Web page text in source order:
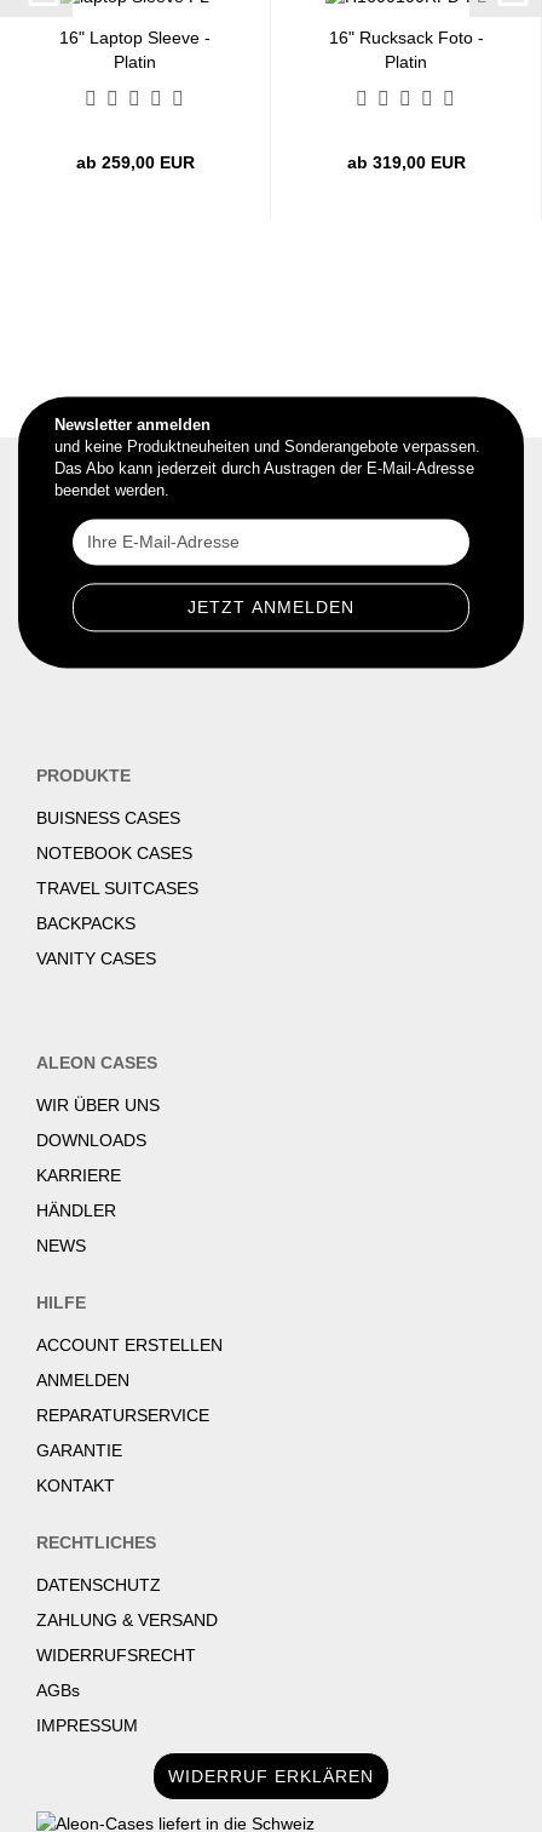
16" Laptop Sleeve -
Platin
ab 259,00 EUR
16" Rucksack Foto -
Platin
ab 319,00 EUR
Newsletter anmelden
und keine Produktneuheiten und Sonderangebote verpassen.
Das Abo kann jederzeit durch Austragen der E-Mail-Adresse
beendet werden.
PRODUKTE
BUISNESS CASES
NOTEBOOK CASES
TRAVEL SUITCASES
BACKPACKS
VANITY CASES
ALEON CASES
WIR ÜBER UNS
DOWNLOADS
KARRIERE
HÄNDLER
NEWS
HILFE
ACCOUNT ERSTELLEN
ANMELDEN
REPARATURSERVICE
GARANTIE
KONTAKT
RECHTLICHES
DATENSCHUTZ
ZAHLUNG & VERSAND
WIDERRUFSRECHT
AGBs
IMPRESSUM
WIDERRUF ERKLÄREN